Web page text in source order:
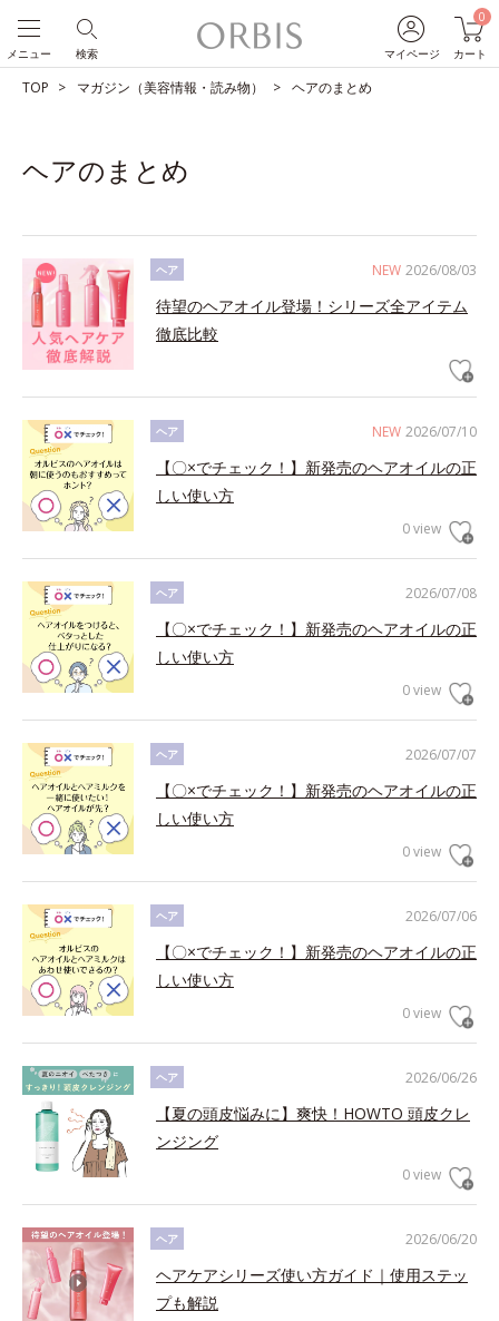
マイページ
0
カート
検索
メニュー
TOP マガジン（美容情報・読み物） ヘアのまとめ
ヘアのまとめ
NEW 2026/08/03
ヘア
待望のヘアオイル登場！シリーズ全アイテム
徹底比較
NEW 2026/07/10
ヘア
【〇×でチェック！】新発売のヘアオイルの正
しい使い方
0 view
2026/07/08
ヘア
【〇×でチェック！】新発売のヘアオイルの正
しい使い方
0 view
2026/07/07
ヘア
【〇×でチェック！】新発売のヘアオイルの正
しい使い方
0 view
2026/07/06
ヘア
【〇×でチェック！】新発売のヘアオイルの正
しい使い方
0 view
2026/06/26
ヘア
【夏の頭皮悩みに】爽快！HOWTO 頭皮クレ
ンジング
0 view
2026/06/20
ヘア
ヘアケアシリーズ使い方ガイド｜使用ステッ
プも解説